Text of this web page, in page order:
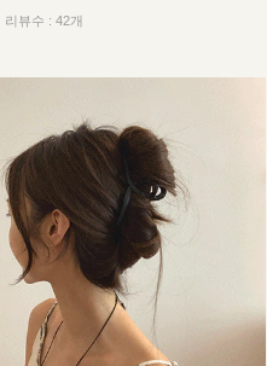
리뷰수 : 42개